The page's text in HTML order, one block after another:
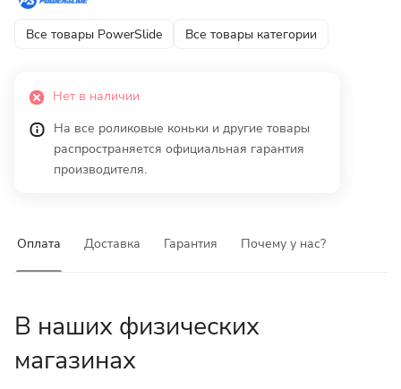
Все товары PowerSlide Все товары категории
Нет в наличии
На все роликовые коньки и другие товары
распространяется официальная гарантия
производителя.
Оплата Доставка Гарантия Почему у нас?
В наших физических
магазинах